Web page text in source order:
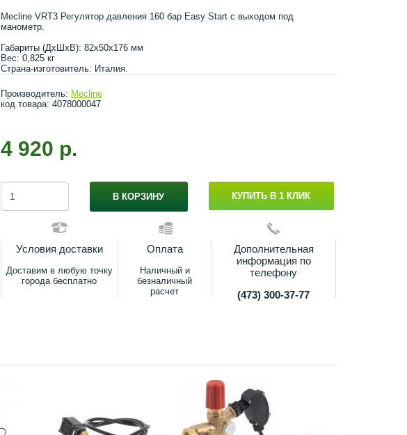
Mecline VRT3 Регулятор давления 160 бар Easy Start с выходом под
манометр.
Габариты (ДхШхВ): 82х50х176 мм
Вес: 0,825 кг
Страна-изготовитель: Италия.
Производитель: Mecline
код товара: 4078000047
4 920 р.
В КОРЗИНУ КУПИТЬ В 1 КЛИК
Условия доставки
Доставим в любую точку
города бесплатно
Оплата
Наличный и
безналичный
расчет
Дополнительная
информация по
телефону
(473) 300-37-77